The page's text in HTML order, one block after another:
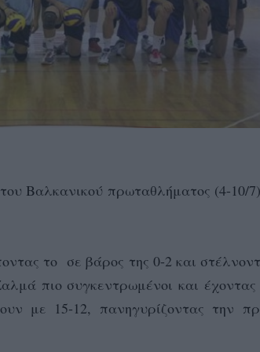
Βαλκανικού πρωταθλήματος (4-10/
το σε βάρος της 0-2 και
πιο συγκεντρωμένοι και
με 15-12, πανηγυρίζοντας την